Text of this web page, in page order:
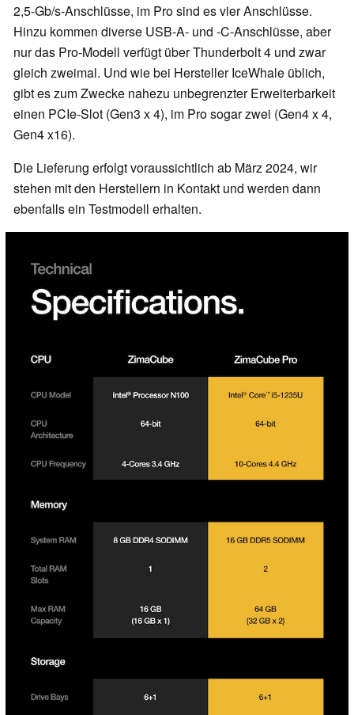
2,5-Gb/s-Anschlüsse, im Pro sind es vier Anschlüsse.
Hinzu kommen diverse USB-A- und -C-Anschlüsse, aber
nur das Pro-Modell verfügt über Thunderbolt 4 und zwar
gleich zweimal. Und wie bei Hersteller IceWhale üblich,
gibt es zum Zwecke nahezu unbegrenzter Erweiterbarkeit
einen PCIe-Slot (Gen3 x 4), im Pro sogar zwei (Gen4 x 4,
Gen4 x16).
Die Lieferung erfolgt voraussichtlich ab März 2024, wir
stehen mit den Herstellern in Kontakt und werden dann
ebenfalls ein Testmodell erhalten.